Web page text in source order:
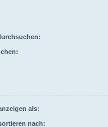
als:
nach: